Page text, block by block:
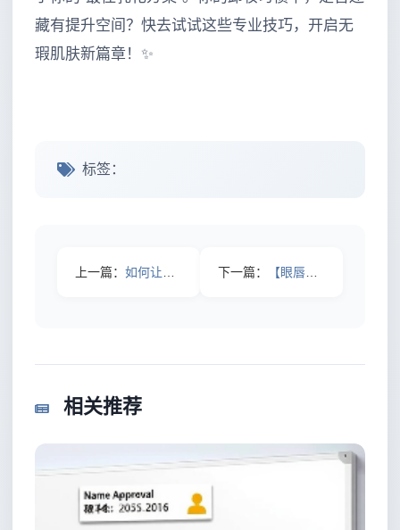
藏有提升空间？快去试试这些专业技巧，开启无
瑕肌肤新篇章！✨
标签：
上一篇： 如何让青少年度过“皮肤炸裂”期：青春皮肤护理的秘密 下一篇： 【眼唇卸妆专用：开启温和清洁新时代的秘密武器】
相关推荐